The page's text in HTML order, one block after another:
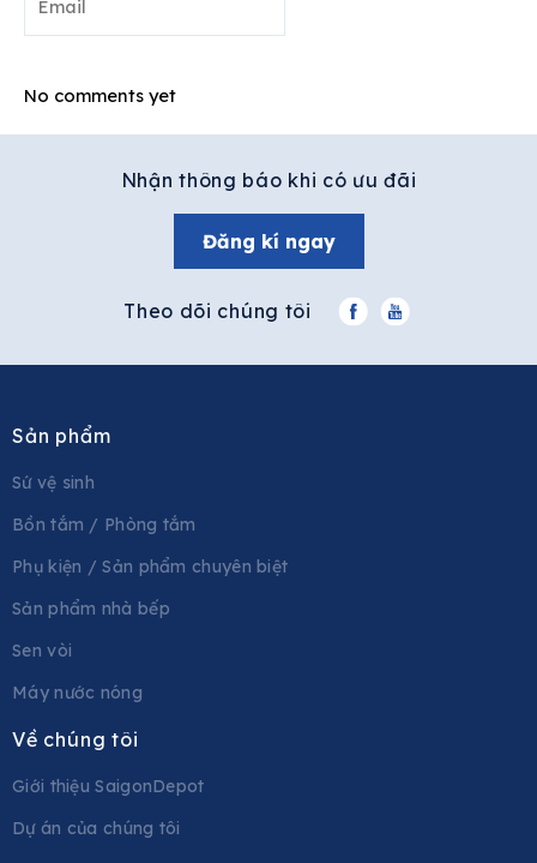
No comments yet
Nhận thông báo khi có ưu đãi
Đăng kí ngay
Theo dõi chúng tôi
Sản phẩm
Sứ vệ sinh
Bồn tắm / Phòng tắm
Phụ kiện / Sản phẩm chuyên biệt
Sản phẩm nhà bếp
Sen vòi
Máy nước nóng
Về chúng tôi
Giới thiệu SaigonDepot
Dự án của chúng tôi